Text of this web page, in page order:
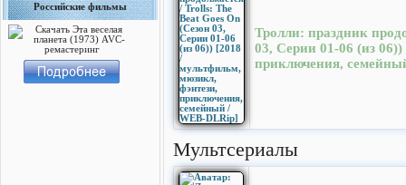
Российские фильмы
Тролли: праздник
03, Серии 01-06 (из
приключения,
Мультсериалы